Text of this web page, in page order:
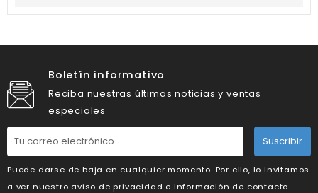
Boletín informativo
Reciba nuestras últimas noticias y ventas
especiales
Suscribir
Puede darse de baja en cualquier momento. Por ello, lo invitamos
a ver nuestro aviso de privacidad e información de contacto.